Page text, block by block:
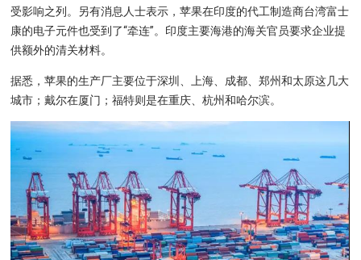
受影响之列。另有消息人士表示，苹果在印度的代工制造商台湾富士
康的电子元件也受到了“牵连”。印度主要海港的海关官员要求企业提
供额外的清关材料。
据悉，苹果的生产厂主要位于深圳、上海、成都、郑州和太原这几大
城市；戴尔在厦门；福特则是在重庆、杭州和哈尔滨。